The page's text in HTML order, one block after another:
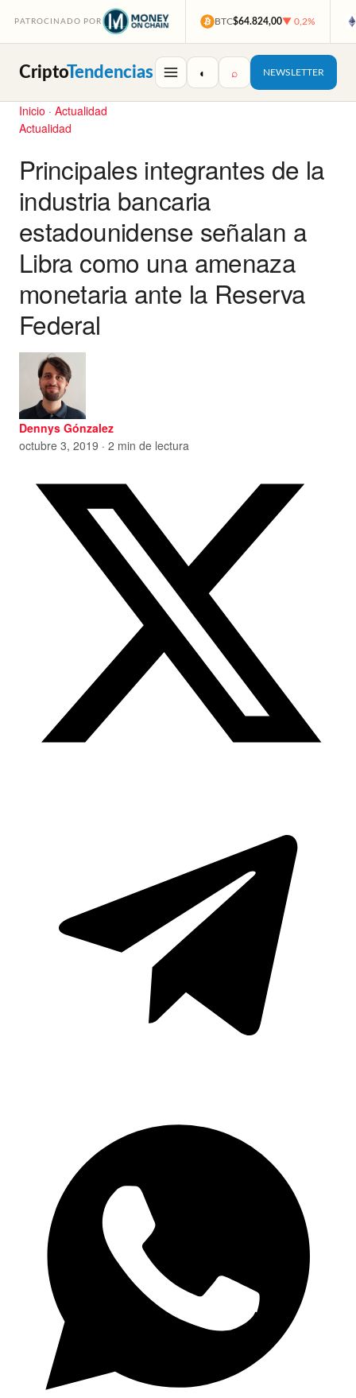
PATROCINADO POR BTC$64.824,00▼ 0,2%
CriptoTendencias ◐ ⌕ NEWSLETTER
Inicio · Actualidad
Actualidad
Principales integrantes de la
industria bancaria
estadounidense señalan a
Libra como una amenaza
monetaria ante la Reserva
Federal
Dennys Gónzalez
octubre 3, 2019 · 2 min de lectura